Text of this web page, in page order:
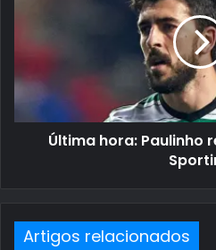
Última hora: Paulinho
Artigos relacionados